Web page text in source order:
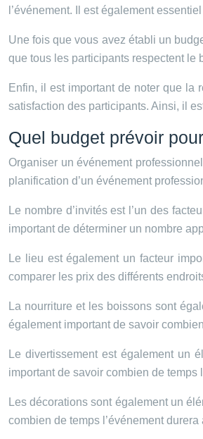
l’événement. Il est également
Une fois que vous avez établi un
que tous les participants respectent le
Enfin, il est important de noter que la
satisfaction des participants. Ainsi, il
Quel budget prévoir
Organiser un événement
planification d’un événement
Le nombre d’invités est l’un des
important de déterminer un nombre
Le lieu est également un facteur
comparer les prix des différents
La nourriture et les boissons sont
également important de savoir
Le divertissement est également un
important de savoir combien de
Les décorations sont également un
combien de temps l’événement